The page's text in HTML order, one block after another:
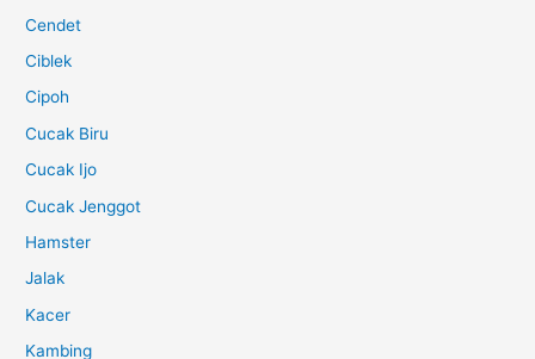
Cendet
Ciblek
Cipoh
Cucak Biru
Cucak Ijo
Cucak Jenggot
Hamster
Jalak
Kacer
Kambing